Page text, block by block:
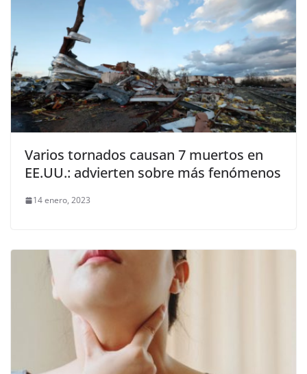
Varios tornados causan 7 muertos en
EE.UU.: advierten sobre más fenómenos
14 enero, 2023